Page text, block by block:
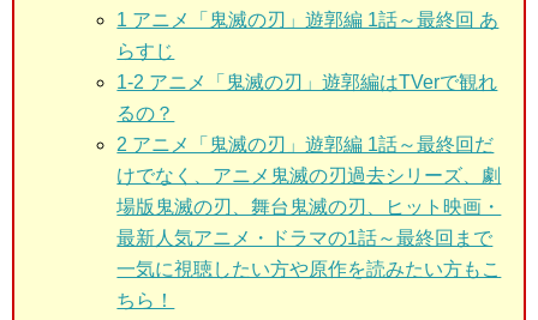
1 アニメ「鬼滅の刃」遊郭編 1話～最終回 あ
らすじ
1-2 アニメ「鬼滅の刃」遊郭編はTVerで観れ
るの？
2 アニメ「鬼滅の刃」遊郭編 1話～最終回だ
けでなく、アニメ鬼滅の刃過去シリーズ、劇
場版鬼滅の刃、舞台鬼滅の刃、ヒット映画・
最新人気アニメ・ドラマの1話～最終回まで
一気に視聴したい方や原作を読みたい方もこ
ちら！